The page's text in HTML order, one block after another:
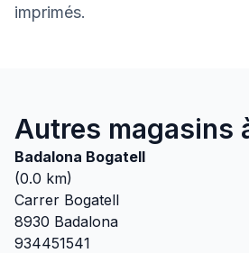
imprimés.
Autres magasins
Badalona Bogatell
(0.0 km)
Carrer Bogatell
8930 Badalona
934451541